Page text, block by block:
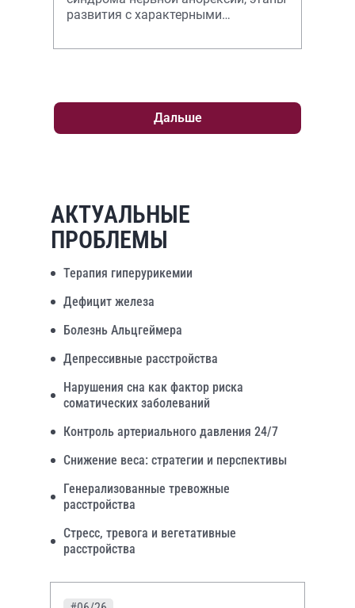
развития с характерными
числе поражения пище
Дальше
АКТУАЛЬНЫЕ
ПРОБЛЕМЫ
Терапия гиперурикемии
Дефицит железа
Болезнь Альцгеймера
Депрессивные расстройства
Нарушения сна как фактор риска
соматических заболеваний
Контроль артериального давления 24/7
Снижение веса: стратегии и перспективы
Генерализованные тревожные
расстройства
Стресс, тревога и вегетативные
расстройства